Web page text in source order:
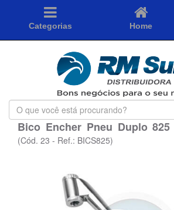
Categorias Home
O
que
você
está
Bico Encher Pneu Duplo
(Cód. 23 - Ref.: BICS825)